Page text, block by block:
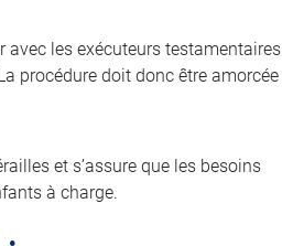
avec les exécuteurs testamentaires
procédure doit donc être amorcée
et s’assure que les besoins
à charge.